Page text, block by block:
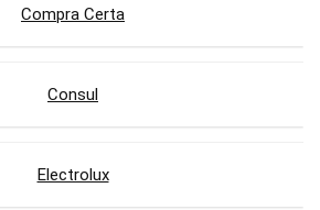
Compra Certa
Consul
Electrolux